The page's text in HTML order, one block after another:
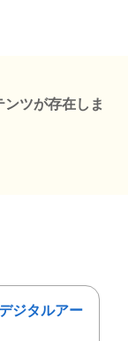
ツが存在しま
ジタルアー